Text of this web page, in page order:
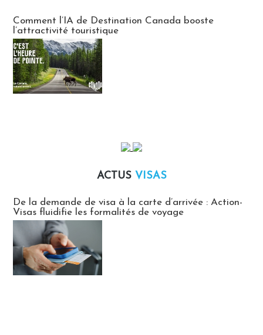
Comment l’IA de Destination Canada booste
l’attractivité touristique
ACTUS VISAS
De la demande de visa à la carte d’arrivée : Action-
Visas fluidifie les formalités de voyage